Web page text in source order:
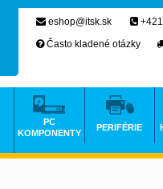
eshop@itsk.sk
Často kladené otázky
PC
KOMPONENTY
PERIFÉRIE